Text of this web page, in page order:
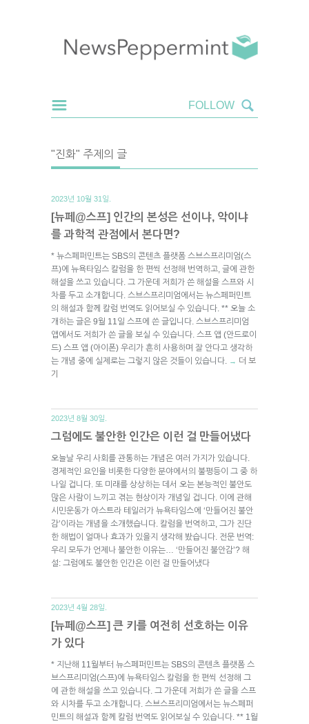
"진화" 주제의 글
2023년 10월 31일.
[뉴페@스프] 인간의 본성은 선이냐, 악이냐
를 과학적 관점에서 본다면?
* 뉴스페퍼민트는 SBS의 콘텐츠 플랫폼 스브스프리미엄(스
프)에 뉴욕타임스 칼럼을 한 편씩 선정해 번역하고, 글에 관한
해설을 쓰고 있습니다. 그 가운데 저희가 쓴 해설을 스프와 시
차를 두고 소개합니다. 스브스프리미엄에서는 뉴스페퍼민트
의 해설과 함께 칼럼 번역도 읽어보실 수 있습니다. ** 오늘 소
개하는 글은 9월 11일 스프에 쓴 글입니다. 스브스프리미엄
앱에서도 저희가 쓴 글을 보실 수 있습니다. 스프 앱 (안드로이
드) 스프 앱 (아이폰) 우리가 흔히 사용하며 잘 안다고 생각하
는 개념 중에 실제로는 그렇지 않은 것들이 있습니다.
→ 더 보
기
2023년 8월 30일.
그럼에도 불안한 인간은 이런 걸 만들어냈다
오늘날 우리 사회를 관통하는 개념은 여러 가지가 있습니다.
경제적인 요인을 비롯한 다양한 분야에서의 불평등이 그 중 하
나일 겁니다. 또 미래를 상상하는 데서 오는 본능적인 불안도
많은 사람이 느끼고 겪는 현상이자 개념일 겁니다. 이에 관해
시민운동가 아스트라 테일러가 뉴욕타임스에 ‘만들어진 불안
감’이라는 개념을 소개했습니다. 칼럼을 번역하고, 그가 진단
한 해법이 얼마나 효과가 있을지 생각해 봤습니다. 전문 번역:
우리 모두가 언제나 불안한 이유는… ‘만들어진 불안감’? 해
설: 그럼에도 불안한 인간은 이런 걸 만들어냈다
2023년 4월 28일.
[뉴페@스프] 큰 키를 여전히 선호하는 이유
가 있다
* 지난해 11월부터 뉴스페퍼민트는 SBS의 콘텐츠 플랫폼 스
브스프리미엄(스프)에 뉴욕타임스 칼럼을 한 편씩 선정해 그
에 관한 해설을 쓰고 있습니다. 그 가운데 저희가 쓴 글을 스프
와 시차를 두고 소개합니다. 스브스프리미엄에서는 뉴스페퍼
민트의 해설과 함께 칼럼 번역도 읽어보실 수 있습니다. ** 1월